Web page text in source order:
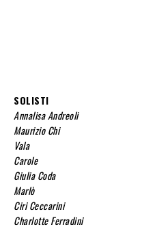
SOLISTI
Annalisa Andreoli
Maurizio Chi
Vala
Carole
Giulia Coda
Marlò
Ciri Ceccarini
Charlotte Ferradini